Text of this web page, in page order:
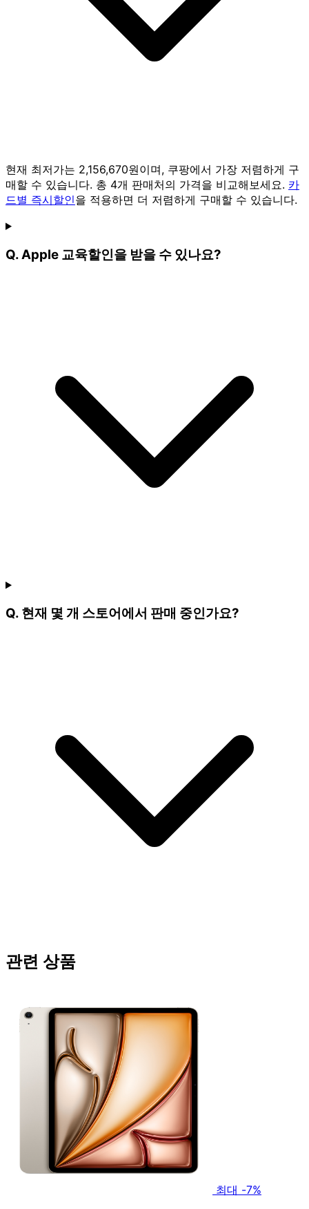
현재 최저가는 2,156,670원이며, 쿠팡에서 가장 저렴하게 구
매할 수 있습니다. 총 4개 판매처의 가격을 비교해보세요. 카
드별 즉시할인을 적용하면 더 저렴하게 구매할 수 있습니다.
Q. Apple 교육할인을 받을 수 있나요?
Q. 현재 몇 개 스토어에서 판매 중인가요?
관련 상품
최대 -7%